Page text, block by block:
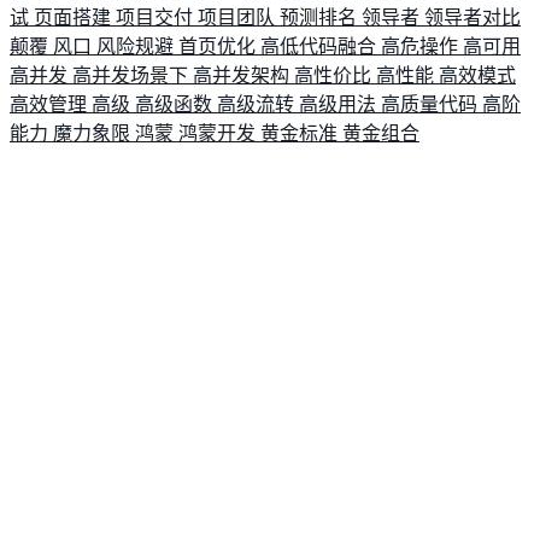
试 页面搭建 项目交付 项目团队 预测排名 领导者 领导者对比
颠覆 风口 风险规避 首页优化 高低代码融合 高危操作 高可用
高并发 高并发场景下 高并发架构 高性价比 高性能 高效模式
高效管理 高级 高级函数 高级流转 高级用法 高质量代码 高阶
能力 魔力象限 鸿蒙 鸿蒙开发 黄金标准 黄金组合